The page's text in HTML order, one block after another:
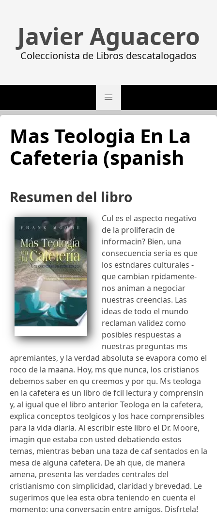
Javier Aguacero
Coleccionista de Libros descatalogados
Mas Teologia En La
Cafeteria (spanish
Resumen del libro
Cul es el aspecto negativo
de la proliferacin de
informacin? Bien, una
consecuencia seria es que
los estndares culturales -
que cambian rpidamente-
nos animan a negociar
nuestras creencias. Las
ideas de todo el mundo
reclaman validez como
posibles respuestas a
nuestras preguntas ms
apremiantes, y la verdad absoluta se evapora como el
roco de la maana. Hoy, ms que nunca, los cristianos
debemos saber en qu creemos y por qu. Ms teologa
en la cafetera es un libro de fcil lectura y comprensin
y, al igual que el libro anterior Teologa en la cafetera,
explica conceptos teolgicos y los hace comprensibles
para la vida diaria. Al escribir este libro el Dr. Moore,
imagin que estaba con usted debatiendo estos
temas, mientras beban una taza de caf sentados en la
mesa de alguna cafetera. De ah que, de manera
amena, presenta las verdades centrales del
cristianismo con simplicidad, claridad y brevedad. Le
sugerimos que lea esta obra teniendo en cuenta el
momento: una conversacin entre amigos. Disfrtela!